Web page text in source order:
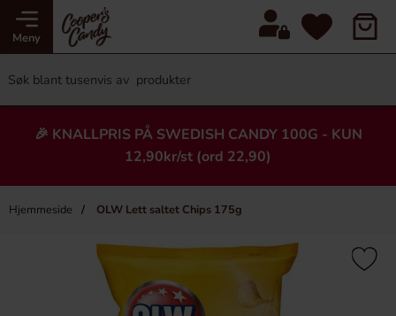
Meny
🎉 KNALLPRIS PÅ SWEDISH CANDY 100G - KUN
12,90kr/st (ord 22,90)
Hjemmeside OLW Lett saltet Chips 175g
Heading
×